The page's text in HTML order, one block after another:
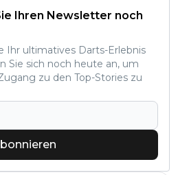
Ihren Newsletter noch
Ihr ultimatives Darts-Erlebnis
Sie sich noch heute an, um
zu den Top-Stories zu